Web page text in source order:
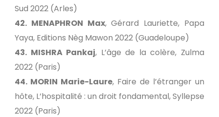
Sud 2022 (Arles)
42. MENAPHRON Max, Gérard Lauriette, Papa
Yaya, Editions Nèg Mawon 2022 (Guadeloupe)
43. MISHRA Pankaj, L’âge de la colère, Zulma
2022 (Paris)
44. MORIN Marie-Laure, Faire de l’étranger un
hôte, L’hospitalité : un droit fondamental, Syllepse
2022 (Paris)